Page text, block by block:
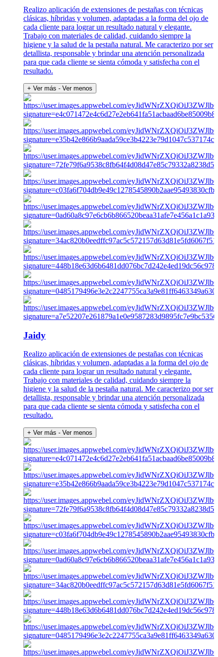
Realizo aplicación de extensiones de pestañas con técnicas
clásicas, híbridas y volumen, adaptadas a la forma del ojo de
cada cliente para lograr un resultado natural y elegante.
Trabajo con materiales de calidad, cuidando siempre la
higiene y la salud de la pestaña natural. Me caracterizo por ser
detallista, responsable y brindar una atención personalizada
para que cada cliente se sienta cómoda y satisfecha con el
resultado.
+ Ver más - Ver menos
Jaidy
Realizo aplicación de extensiones de pestañas con técnicas
clásicas, híbridas y volumen, adaptadas a la forma del ojo de
cada cliente para lograr un resultado natural y elegante.
Trabajo con materiales de calidad, cuidando siempre la
higiene y la salud de la pestaña natural. Me caracterizo por ser
detallista, responsable y brindar una atención personalizada
para que cada cliente se sienta cómoda y satisfecha con el
resultado.
+ Ver más - Ver menos